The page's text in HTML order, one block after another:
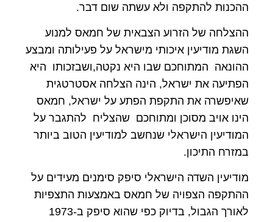
ההכנות להתקפה ולא עשתה שום דבר.
ההצלחה של הזרוע הצבאית של חמאס למנוע
השגת מודיעין איכותי מישראל על פעילותה ומבצע
ההונאה המתוחכם שבו היא נקטה,ושבזכותו היא
הפתיעה את ישראל, הינה הצלחה אסטרטגית
שאיפשרה את התקפת הפתע על ישראל, חמאס
הינו אויב מסוכן ומתוחכם שהצליח להתגבר על
המודיעין הישראלי שנחשב למודיעין הטוב ביותר
במזרח התיכון.
מודיעין השדה הישראלי סיפק סימנים מעידים על
ההתקפה הצפויה של חמאס באמצעות התצפיות
לאורך הגבול, בדיוק כפי שהוא סיפק ב-1973